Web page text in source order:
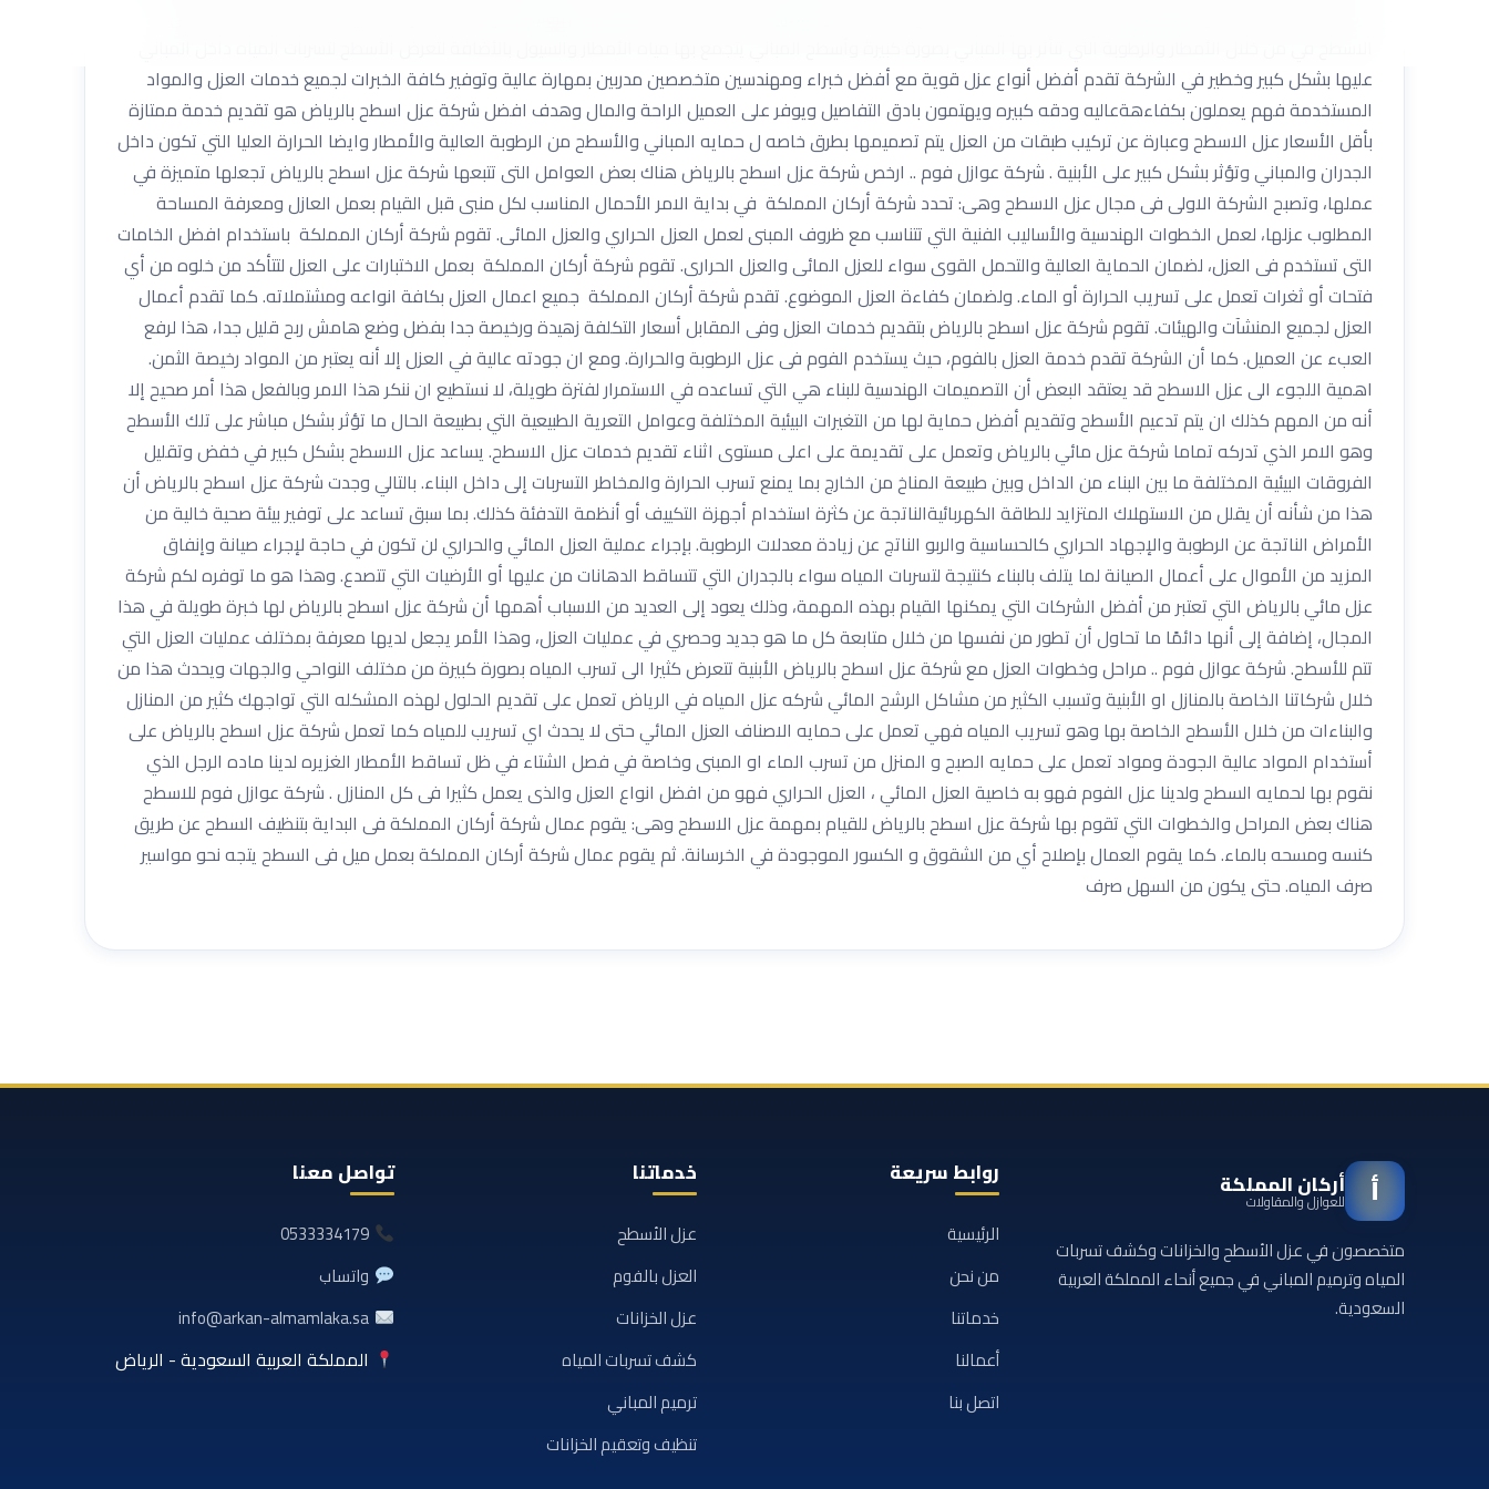
عليها بشكل كبير وخطير في الشركة تقدم أفضل أنواع عزل قوية مع أفضل خبراء ومهندسين متخصصين مدربين بمهارة عالية وتوفير كافة الخبرات لجميع خدمات العزل والمواد
المستخدمة فهم يعملون بكفاءهةعاليه ودقه كبيره ويهتمون بادق التفاصيل ويوفر على العميل الراحة والمال وهدف افضل شركة عزل اسطح بالرياض هو تقديم خدمة ممتازة
بأقل الأسعار عزل الاسطح وعبارة عن تركيب طبقات من العزل يتم تصميمها بطرق خاصه ل حمايه المباني والأسطح من الرطوبة العالية والأمطار وايضا الحرارة العليا التي تكون داخل
الجدران والمباني وتؤثر بشكل كبير على الأبنية . شركة عوازل فوم .. ارخص شركة عزل اسطح بالرياض هناك بعض العوامل التى تتبعها شركة عزل اسطح بالرياض تجعلها متميزة في
عملها، وتصبح الشركة الاولى فى مجال عزل الاسطح وهى: تحدد شركة أركان المملكة في بداية الامر الأحمال المناسب لكل منبى قبل القيام بعمل العازل ومعرفة المساحة
المطلوب عزلها، لعمل الخطوات الهندسية والأساليب الفنية التي تتناسب مع ظروف المبنى لعمل العزل الحراري والعزل المائى. تقوم شركة أركان المملكة باستخدام افضل الخامات
التى تستخدم فى العزل، لضمان الحماية العالية والتحمل القوى سواء للعزل المائى والعزل الحرارى. تقوم شركة أركان المملكة بعمل الاختبارات على العزل لتتأكد من خلوه من أي
فتحات أو ثغرات تعمل على تسريب الحرارة أو الماء. ولضمان كفاءة العزل الموضوع. تقدم شركة أركان المملكة جميع اعمال العزل بكافة انواعه ومشتملاته. كما تقدم أعمال
العزل لجميع المنشآت والهيئات. تقوم شركة عزل اسطح بالرياض بتقديم خدمات العزل وفى المقابل أسعار التكلفة زهيدة ورخيصة جدا بفضل وضع هامش ربح قليل جدا، هذا لرفع
العبء عن العميل. كما أن الشركة تقدم خدمة العزل بالفوم، حيث يستخدم الفوم فى عزل الرطوبة والحرارة. ومع ان جودته عالية في العزل إلا أنه يعتبر من المواد رخيصة الثمن.
اهمية اللجوء الى عزل الاسطح قد يعتقد البعض أن التصميمات الهندسية للبناء هي التي تساعده في الاستمرار لفترة طويلة، لا نستطيع ان ننكر هذا الامر وبالفعل هذا أمر صحيح إلا
أنه من المهم كذلك ان يتم تدعيم الأسطح وتقديم أفضل حماية لها من التغيرات البيئية المختلفة وعوامل التعرية الطبيعية التي بطبيعة الحال ما تؤثر بشكل مباشر على تلك الأسطح
وهو الامر الذي تدركه تماما شركة عزل مائي بالرياض وتعمل على تقديمة على اعلى مستوى اثناء تقديم خدمات عزل الاسطح. يساعد عزل الاسطح بشكل كبير في خفض وتقليل
الفروقات البيئية المختلفة ما بين البناء من الداخل وبين طبيعة المناخ من الخارج بما يمنع تسرب الحرارة والمخاطر التسربات إلى داخل البناء. بالتالي وجدت شركة عزل اسطح بالرياض أن
هذا من شأنه أن يقلل من الاستهلاك المتزايد للطاقة الكهربائيةالناتجة عن كثرة استخدام أجهزة التكييف أو أنظمة التدفئة كذلك. بما سبق تساعد على توفير بيئة صحية خالية من
الأمراض الناتجة عن الرطوبة والإجهاد الحراري كالحساسية والربو الناتج عن زيادة معدلات الرطوبة. بإجراء عملية العزل المائي والحراري لن تكون في حاجة لإجراء صيانة وإنفاق
المزيد من الأموال على أعمال الصيانة لما يتلف بالبناء كنتيجة لتسربات المياه سواء بالجدران التي تتساقط الدهانات من عليها أو الأرضيات التي تتصدع. وهذا هو ما توفره لكم شركة
عزل مائي بالرياض التي تعتبر من أفضل الشركات التي يمكنها القيام بهذه المهمة، وذلك يعود إلى العديد من الاسباب أهمها أن شركة عزل اسطح بالرياض لها خبرة طويلة في هذا
المجال، إضافة إلى أنها دائمًا ما تحاول أن تطور من نفسها من خلال متابعة كل ما هو جديد وحصري في عمليات العزل، وهذا الأمر يجعل لديها معرفة بمختلف عمليات العزل التي
تتم للأسطح. شركة عوازل فوم .. مراحل وخطوات العزل مع شركة عزل اسطح بالرياض الأبنية تتعرض كثيرا الى تسرب المياه بصورة كبيرة من مختلف النواحي والجهات ويحدث هذا من
خلال شركاتنا الخاصة بالمنازل او الأبنية وتسبب الكثير من مشاكل الرشح المائي شركه عزل المياه في الرياض تعمل على تقديم الحلول لهذه المشكله التي تواجهك كثير من المنازل
والبناءات من خلال الأسطح الخاصة بها وهو تسريب المياه فهي تعمل على حمايه الاصناف العزل المائي حتى لا يحدث اي تسريب للمياه كما تعمل شركة عزل اسطح بالرياض على
أستخدام المواد عالية الجودة ومواد تعمل على حمايه الصبح و المنزل من تسرب الماء او المبنى وخاصة في فصل الشتاء في ظل تساقط الأمطار الغزيره لدينا ماده الرجل الذي
نقوم بها لحمايه السطح ولدينا عزل الفوم فهو به خاصية العزل المائي ، العزل الحراري فهو من افضل انواع العزل والذى يعمل كثيرا فى كل المنازل . شركة عوازل فوم للاسطح
هناك بعض المراحل والخطوات التي تقوم بها شركة عزل اسطح بالرياض للقيام بمهمة عزل الاسطح وهى: يقوم عمال شركة أركان المملكة فى البداية بتنظيف السطح عن طريق
كنسه ومسحه بالماء. كما يقوم العمال بإصلاح أي من الشقوق و الكسور الموجودة في الخرسانة. ثم يقوم عمال شركة أركان المملكة بعمل ميل فى السطح يتجه نحو مواسير
صرف المياه. حتى يكون من السهل صرف
أ أركان المملكة
للعوازل والمقاولات
متخصصون في عزل الأسطح والخزانات وكشف تسربات
المياه وترميم المباني في جميع أنحاء المملكة العربية
السعودية.
روابط سريعة
الرئيسية
من نحن
خدماتنا
أعمالنا
اتصل بنا
خدماتنا
عزل الأسطح
العزل بالفوم
عزل الخزانات
كشف تسربات المياه
ترميم المباني
تنظيف وتعقيم الخزانات
تواصل معنا
0533334179
واتساب
info@arkan-almamlaka.sa
المملكة العربية السعودية - الرياض